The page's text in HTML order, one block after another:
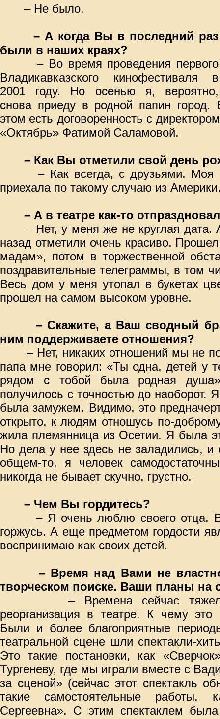
– Не было.
– А когда Вы в последний раз
были в наших краях?
– Во время проведения первого
Владикавказского кинофестиваля в
2001 году. Но осенью я, вероятно,
снова приеду в родной папин
этом есть договоренность с
«Октябрь» Фатимой Саламовой.
– Как Вы отметили свой день
– Как всегда, с друзьями. Моя
приехала по такому случаю из
– А в театре как-то
– Нет, у меня же не круглая дата.
назад отметили очень красиво.
мадам», потом в торжественной
поздравительные телеграммы, в том
Весь дом у меня утопал в букетах
прошел на самом высоком уровне.
– Скажите, а Ваш сводный
ним поддерживаете отношения?
– Нет, никаких отношений мы не
папа мне говорил: «Ты одна, детей у
рядом с тобой была родная
получилось с точностью до наоборот.
была замужем. Видимо, это
открыто, к людям отношусь по-
жила племянница из Осетии. Я была
Но дела у нее здесь не заладились, и
общем-то, я человек
никогда не бывает скучно, грустно.
– Чем Вы гордитесь?
– Я очень люблю своего отца.
горжусь. А еще предметом гордости
воспринимаю как своих детей.
– Время над Вами не
творческом поиске. Ваши планы на
– Времена сейчас тяжелые.
реорганизация в театре. К чему это
Были и более благоприятные
театральной сцене шли спектакли-
Это такие постановки, как
Тургеневу, где мы играли вместе с
за сценой» (сейчас этот спектакль
такие самостоятельные работы,
Сергеевна». С этим спектаклем